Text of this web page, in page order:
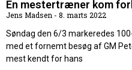
En mestertræner kom
Jens Madsen
8. marts 2022
Søndag den 6/3 markeredes
med et fornemt besøg af GM
mest kendt for hans